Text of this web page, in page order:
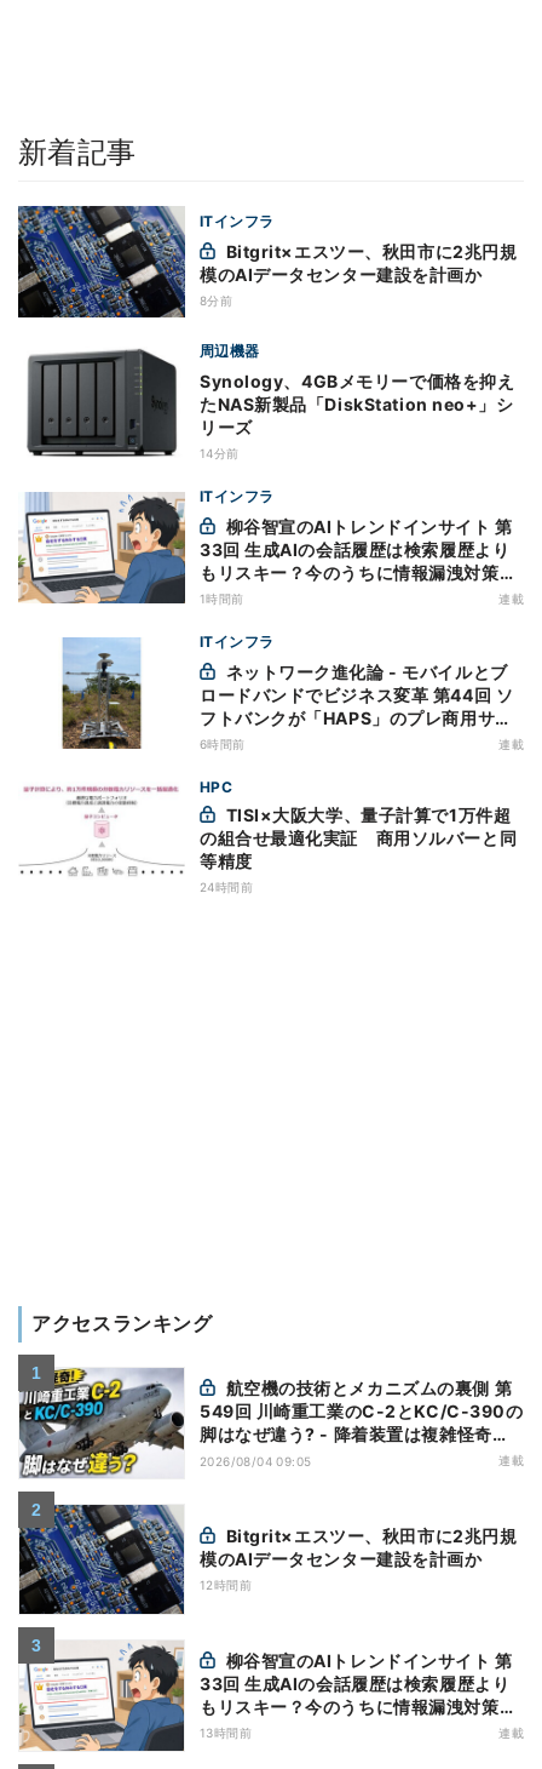
新着記事
ITインフラ
模のAIデータセンター建設を計画か
8分前
周辺機器
Synology、4GBメモリーで価格を抑え
たNAS新製品「DiskStation neo+」シ
リーズ
14分前
ITインフラ
33回 生成AIの会話履歴は検索履歴より
もリスキー？今のうちに情報漏洩対策を
万全にしておこう
1時間前 連載
ITインフラ
ロードバンドでビジネス変革 第44回 ソ
フトバンクが「HAPS」のプレ商用サー
ビス開始を表明、本格的な商用展開のめ
6時間前 連載
HPC
の組合せ最適化実証 商用ソルバーと同
等精度
24時間前
アクセスランキング
549回 川崎重工業のC-2とKC/C-390の
脚はなぜ違う? - 降着装置は複雑怪奇
(5)|軍用輸送機(10)
2026/08/04 09:05 連載
模のAIデータセンター建設を計画か
12時間前
33回 生成AIの会話履歴は検索履歴より
もリスキー？今のうちに情報漏洩対策を
万全にしておこう
13時間前 連載